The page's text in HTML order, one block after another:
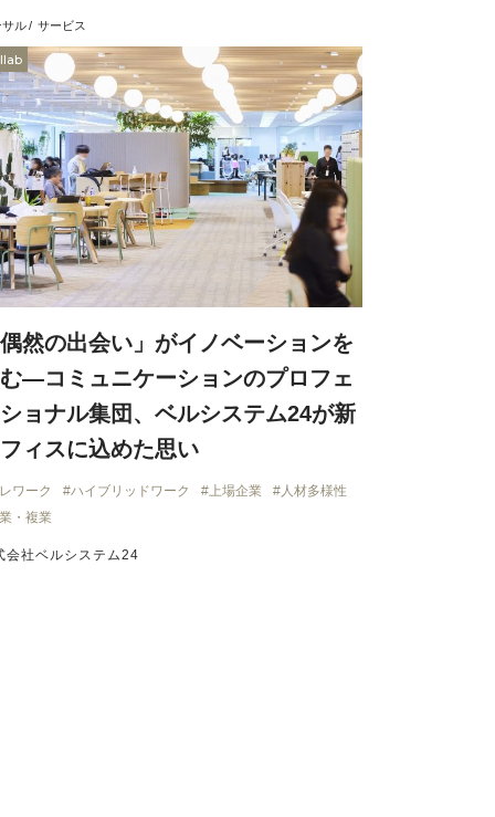
ル サービス
然の出会い」がイノベーションを
―コミュニケーションのプロフェ
ョナル集団、ベルシステム24が新
ィスに込めた思い
ワーク ハイブリッドワーク 上場企業
人材多様性
・複業
会社ベルシステム24